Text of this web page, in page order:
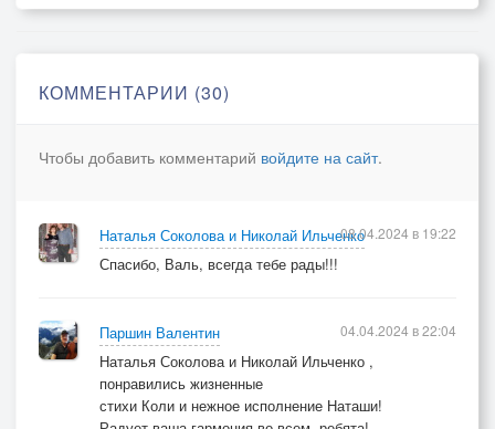
КОММЕНТАРИИ (30)
Чтобы добавить комментарий войдите на сайт.
Наталья Соколова и Николай Ильченко
Спасибо, Валь, всегда тебе рады!!!
08.04.2024 в 19:22
Паршин Валентин
Наталья Соколова и Николай Ильченко ,
понравились жизненные
стихи Коли и нежное исполнение Наташи!
04.04.2024 в 22:04